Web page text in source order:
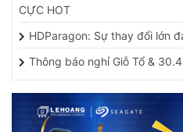
CỰC HOT
HDParagon: Sự thay đổi lớn
Thông báo nghỉ Giỗ Tổ &